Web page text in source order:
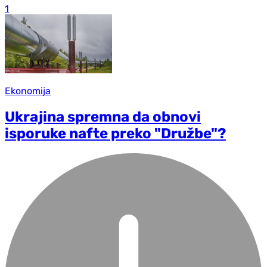
1
Ekonomija
Ukrajina spremna da obnovi
isporuke nafte preko "Družbe"?